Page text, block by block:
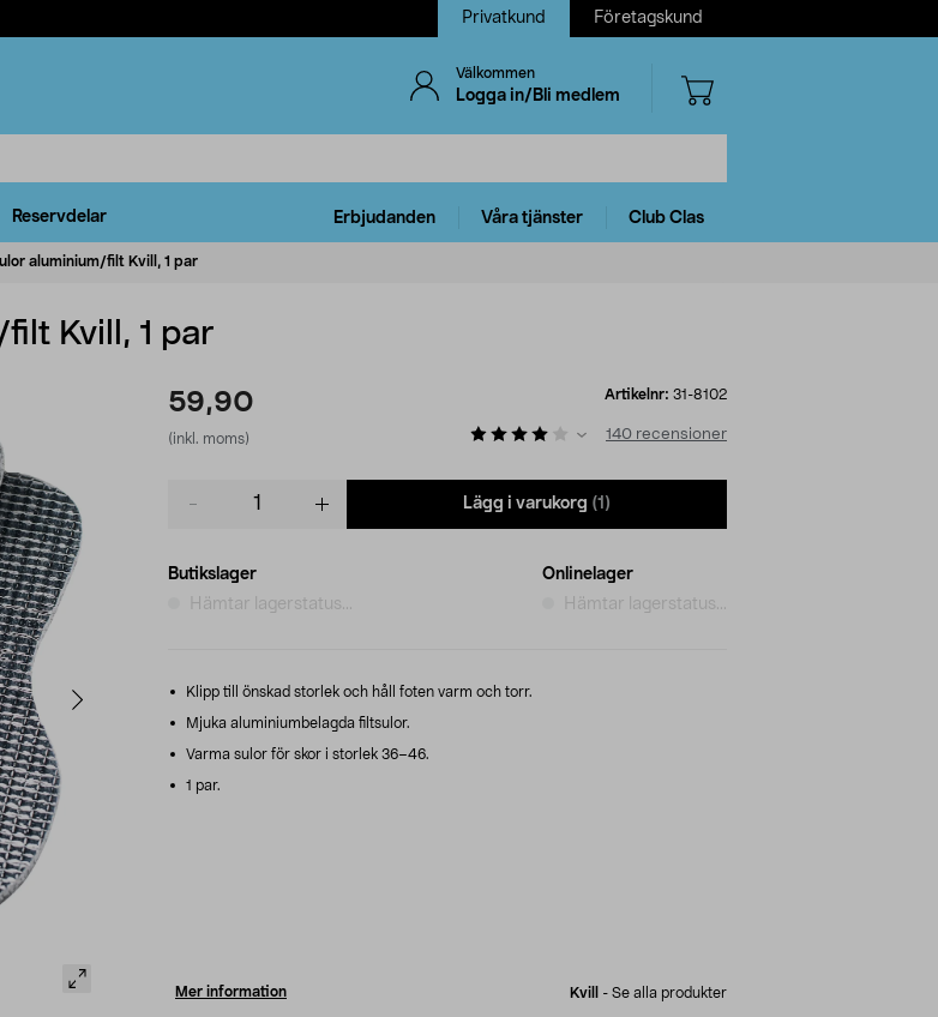
Privatkund Företagskund
Välkommen
Logga in/Bli medlem
Reservdelar Erbjudanden Våra tjänster Club Clas
aluminium/filt Kvill, 1 par
Kvill, 1 par
59,90
(inkl. moms)
Artikelnr: 31-8102
140 recensioner
Lägg i varukorg (1)
Butikslager
Hämtar lagerstatus...
Onlinelager
Hämtar lagerstatus...
Klipp till önskad storlek och håll foten varm och torr.
Mjuka aluminiumbelagda filtsulor.
Varma sulor för skor i storlek 36–46.
1 par.
Mer information Kvill - Se alla produkter